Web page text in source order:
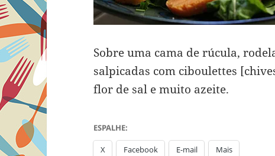
Sobre uma cama de rúcula,
salpicadas com ciboulettes
flor de sal e muito azeite.
ESPALHE:
X Facebook E-mail Mais